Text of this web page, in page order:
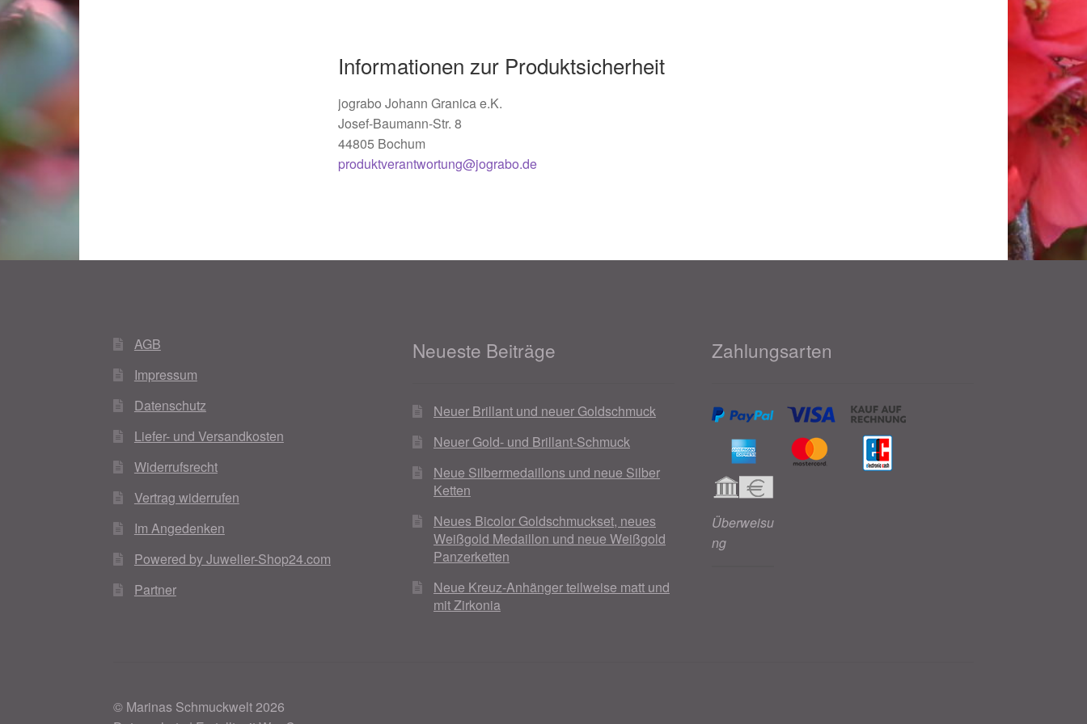
Informationen zur Produktsicherheit
jograbo Johann Granica e.K.
Josef-Baumann-Str. 8
44805 Bochum
produktverantwortung@jograbo.de
AGB
Impressum
Datenschutz
Liefer- und Versandkosten
Widerrufsrecht
Vertrag widerrufen
Im Angedenken
Powered by Juwelier-Shop24.com
Partner
Neueste Beiträge
Neuer Brillant und neuer Goldschmuck
Neuer Gold- und Brillant-Schmuck
Neue Silbermedaillons und neue Silber
Ketten
Neues Bicolor Goldschmuckset, neues
Weißgold Medaillon und neue Weißgold
Panzerketten
Neue Kreuz-Anhänger teilweise matt und
mit Zirkonia
Zahlungsarten
Überweisu
ng
© Marinas Schmuckwelt 2026